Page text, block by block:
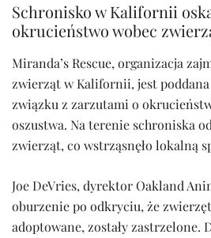
Schronisko w Kalifornii
okrucieństwo wobec
Miranda’s Rescue, organizacja
zwierząt w Kalifornii, jest
związku z zarzutami o
oszustwa. Na terenie schroniska
zwierząt, co wstrząsnęło lokalną
Joe DeVries, dyrektor Oakland
oburzenie po odkryciu, że
adoptowane, zostały zastrzelone.